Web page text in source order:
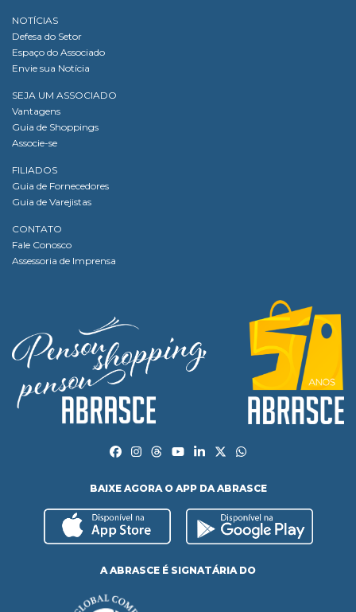
NOTÍCIAS
Defesa do Setor
Espaço do Associado
Envie sua Notícia
SEJA UM ASSOCIADO
Vantagens
Guia de Shoppings
Associe-se
FILIADOS
Guia de Fornecedores
Guia de Varejistas
CONTATO
Fale Conosco
Assessoria de Imprensa
BAIXE AGORA O APP DA ABRASCE
A ABRASCE É SIGNATÁRIA DO